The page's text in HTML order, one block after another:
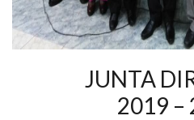
JUNTA
2019 –